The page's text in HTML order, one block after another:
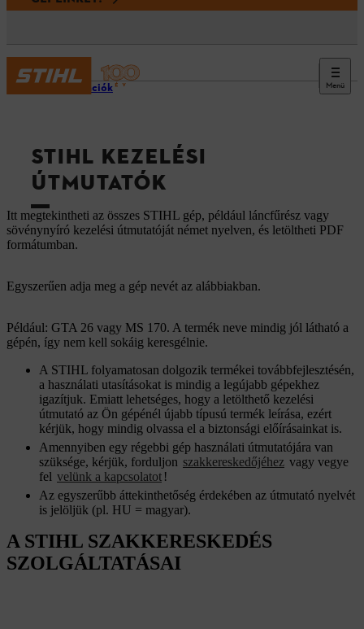
Menü
Információk
STIHL KEZELÉSI
ÚTMUTATÓK
Itt megtekintheti az összes STIHL gép, például láncfűrész vagy
sövénynyíró kezelési útmutatóját német nyelven, és letöltheti PDF
formátumban.
Egyszerűen adja meg a gép nevét az alábbiakban.
Például: GTA 26 vagy MS 170. A termék neve mindig jól látható a
gépén, így nem kell sokáig keresgélnie.
A STIHL folyamatosan dolgozik termékei továbbfejlesztésén,
a használati utasításokat is mindig a legújabb gépekhez
igazítjuk. Emiatt lehetséges, hogy a letölthető kezelési
útmutató az Ön gépénél újabb típusú termék leírása, ezért
kérjük, hogy mindig olvassa el a biztonsági előírásainkat is.
Amennyiben egy régebbi gép használati útmutatójára van
szüksége, kérjük, forduljon szakkereskedőjéhez vagy vegye
fel velünk a kapcsolatot !
Az egyszerűbb áttekinthetőség érdekében az útmutató nyelvét
is jelöljük (pl. HU = magyar).
A STIHL SZAKKERESKEDÉS
SZOLGÁLTATÁSAI